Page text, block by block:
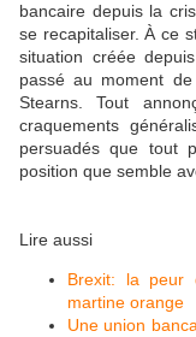
bancaire depuis la
se recapitaliser. À ce
situation créée
passé au moment
Stearns. Tout
craquements
persuadés que tout
position que semble
Lire aussi
Brexit: la peur
martine orange
Une union